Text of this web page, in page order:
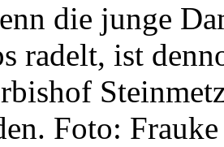
die junge
radelt, ist
Foto: